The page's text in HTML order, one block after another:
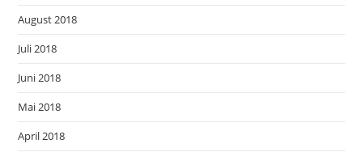
August 2018
Juli 2018
Juni 2018
Mai 2018
April 2018